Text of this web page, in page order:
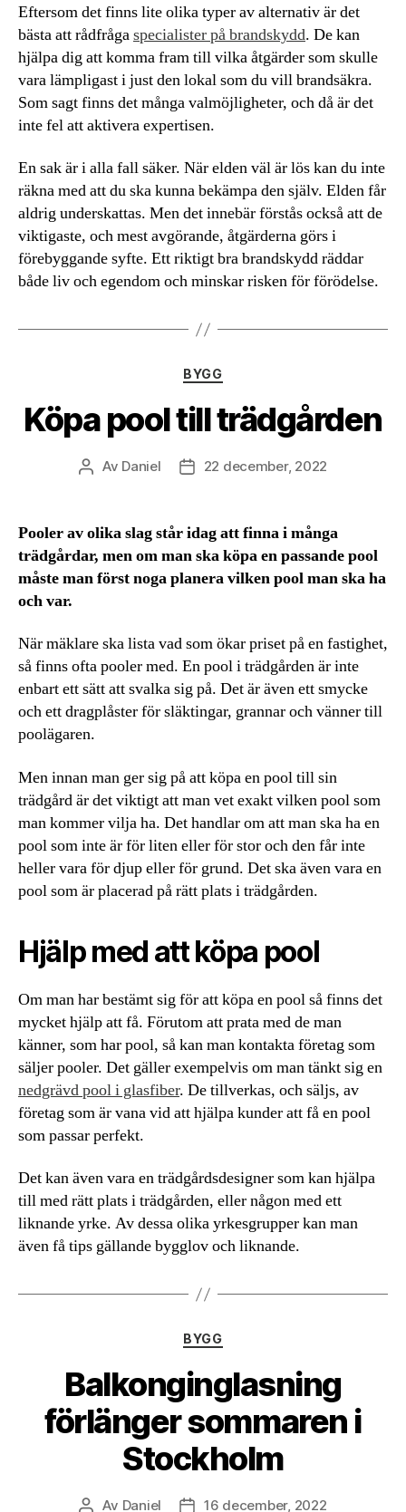
Eftersom det finns lite olika typer av alternativ är det
bästa att rådfrågaspecialister på brandskydd. De kan
hjälpa dig att komma fram till vilka åtgärder som skulle
vara lämpligast i just den lokal som du vill brandsäkra.
Som sagt finns det många valmöjligheter, och då är det
inte fel att aktivera expertisen.
En sak är i alla fall säker. När elden väl är lös kan du inte
räkna med att du ska kunna bekämpa den själv. Elden får
aldrig underskattas. Men det innebär förstås också att de
viktigaste, och mest avgörande, åtgärderna görs i
förebyggande syfte. Ett riktigt bra brandskydd räddar
både liv och egendom och minskar risken för förödelse.
Kategorier
BYGG
Köpa pool till trädgården
Inläggsförfattare
Av Daniel Inläggsdatum
22 december, 2022
Pooler av olika slag står idag att finna i många
trädgårdar, men om man ska köpa en passande pool
måste man först noga planera vilken pool man ska ha
och var.
När mäklare ska lista vad som ökar priset på en fastighet,
så finns ofta pooler med. En pool i trädgården är inte
enbart ett sätt att svalka sig på. Det är även ett smycke
och ett dragplåster för släktingar, grannar och vänner till
poolägaren.
Men innan man ger sig på att köpa en pool till sin
trädgård är det viktigt att man vet exakt vilken pool som
man kommer vilja ha. Det handlar om att man ska ha en
pool som inte är för liten eller för stor och den får inte
heller vara för djup eller för grund. Det ska även vara en
pool som är placerad på rätt plats i trädgården.
Hjälp med att köpa pool
Om man har bestämt sig för att köpa en pool så finns det
mycket hjälp att få. Förutom att prata med de man
känner, som har pool, så kan man kontakta företag som
säljer pooler. Det gäller exempelvis om man tänkt sig en
nedgrävd pool i glasfiber. De tillverkas, och säljs, av
företag som är vana vid att hjälpa kunder att få en pool
som passar perfekt.
Det kan även vara en trädgårdsdesigner som kan hjälpa
till med rätt plats i trädgården, eller någon med ett
liknande yrke. Av dessa olika yrkesgrupper kan man
även få tips gällande bygglov och liknande.
Kategorier
BYGG
Balkonginglasning
förlänger sommaren i
Stockholm
Inläggsförfattare
Av Daniel Inläggsdatum
16 december, 2022